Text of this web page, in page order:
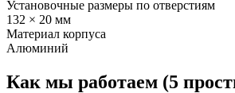
Установочные размеры по отверстиям
132 × 20 мм
Материал корпуса
Алюминий
Как мы работаем (5